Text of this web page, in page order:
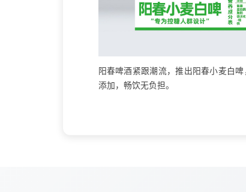
阳春啤酒紧跟潮流，推出阳春小麦白
添加，畅饮无负担。